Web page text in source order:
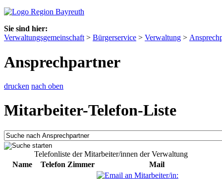
Sie sind hier:
Verwaltungsgemeinschaft > Bürgerservice > Verwaltung >
Ansprechpartner
drucken nach oben
Mitarbeiter-Telefon-Liste
Telefonliste der Mitarbeiter/innen der Verwaltung
Name
Telefon Zimmer Mail